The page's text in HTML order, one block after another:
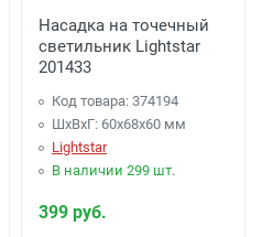
Насадка на точечный
светильник Lightstar
201433
Код товара: 374194
ШхВхГ: 60x68x60 мм
Lightstar
В наличии 299 шт.
399 руб.